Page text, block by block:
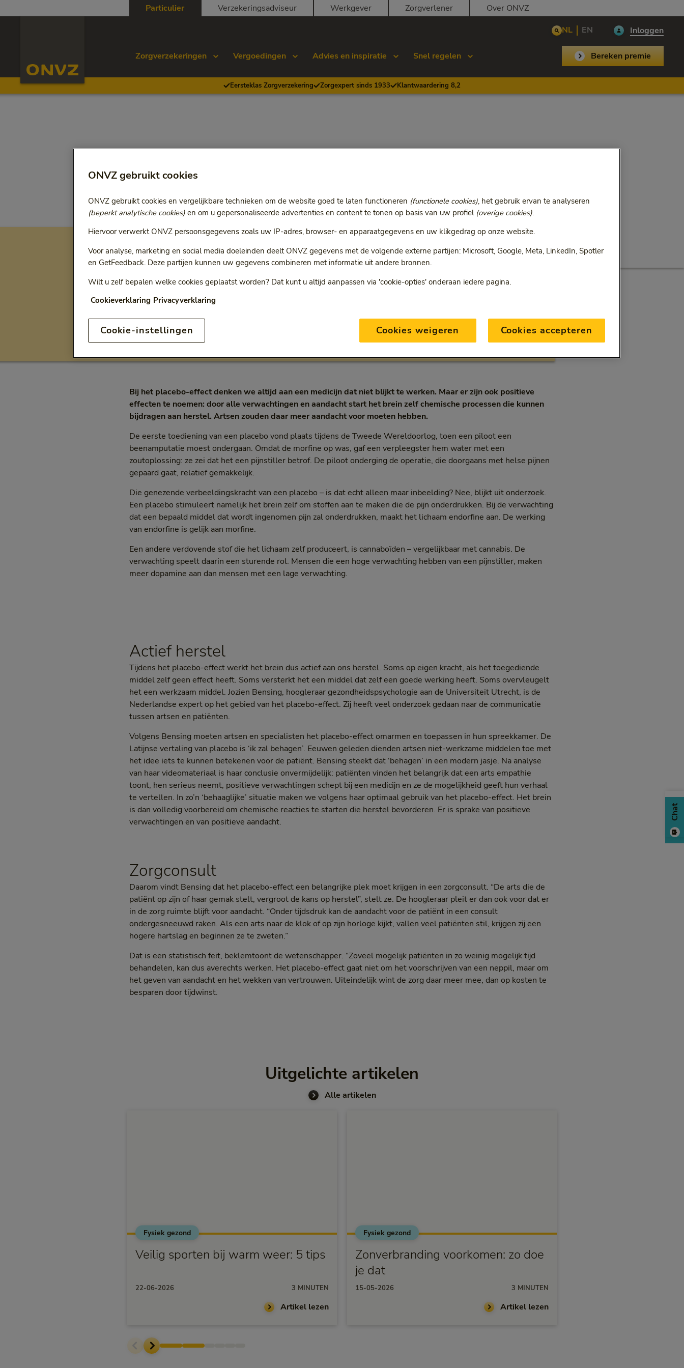
Particulier Verzekeringsadviseur Werkgever Zorgverlener
Over ONVZ
NL EN Inloggen
Zorgverzekeringen Vergoedingen Advies en inspiratie Snel regelen Bereken premie
Eersteklas Zorgverzekering Zorgexpert sinds 1933 Klantwaardering 8,2
Ga terug naar
Alle artikelen
'Artsen onderschatten effect van
placebo-medicijn'
Categorie:
Fysiek gezond
Bij het placebo-effect denken we altijd aan een medicijn dat niet blijkt te werken. Maar er zijn ook positieve
effecten te noemen: door alle verwachtingen en aandacht start het brein zelf chemische processen die kunnen
bijdragen aan herstel. Artsen zouden daar meer aandacht voor moeten hebben.
De eerste toediening van een placebo vond plaats tijdens de Tweede Wereldoorlog, toen een piloot een
beenamputatie moest ondergaan. Omdat de morfine op was, gaf een verpleegster hem water met een
zoutoplossing: ze zei dat het een pijnstiller betrof. De piloot onderging de operatie, die doorgaans met helse pijnen
gepaard gaat, relatief gemakkelijk.
Die genezende verbeeldingskracht van een placebo – is dat echt alleen maar inbeelding? Nee, blijkt uit onderzoek.
Een placebo stimuleert namelijk het brein zelf om stoffen aan te maken die de pijn onderdrukken. Bij de verwachting
dat een bepaald middel dat wordt ingenomen pijn zal onderdrukken, maakt het lichaam endorfine aan. De werking
van endorfine is gelijk aan morfine.
Een andere verdovende stof die het lichaam zelf produceert, is cannaboïden – vergelijkbaar met cannabis. De
verwachting speelt daarin een sturende rol. Mensen die een hoge verwachting hebben van een pijnstiller, maken
meer dopamine aan dan mensen met een lage verwachting.
Actief herstel
Tijdens het placebo-effect werkt het brein dus actief aan ons herstel. Soms op eigen kracht, als het toegediende
middel zelf geen effect heeft. Soms versterkt het een middel dat zelf een goede werking heeft. Soms overvleugelt
het een werkzaam middel. Jozien Bensing, hoogleraar gezondheidspsychologie aan de Universiteit Utrecht, is de
Nederlandse expert op het gebied van het placebo-effect. Zij heeft veel onderzoek gedaan naar de communicatie
tussen artsen en patiënten.
Volgens Bensing moeten artsen en specialisten het placebo-effect omarmen en toepassen in hun spreekkamer. De
Latijnse vertaling van placebo is ‘ik zal behagen’. Eeuwen geleden dienden artsen niet-werkzame middelen toe met
het idee iets te kunnen betekenen voor de patiënt. Bensing steekt dat ‘behagen’ in een modern jasje. Na analyse
van haar videomateriaal is haar conclusie onvermijdelijk: patiënten vinden het belangrijk dat een arts empathie
toont, hen serieus neemt, positieve verwachtingen schept bij een medicijn en ze de mogelijkheid geeft hun verhaal
te vertellen. In zo’n ‘behaaglijke’ situatie maken we volgens haar optimaal gebruik van het placebo-effect. Het brein
is dan volledig voorbereid om chemische reacties te starten die herstel bevorderen. Er is sprake van positieve
verwachtingen en van positieve aandacht.
Zorgconsult
Daarom vindt Bensing dat het placebo-effect een belangrijke plek moet krijgen in een zorgconsult. “De arts die de
patiënt op zijn of haar gemak stelt, vergroot de kans op herstel”, stelt ze. De hoogleraar pleit er dan ook voor dat er
in de zorg ruimte blijft voor aandacht. “Onder tijdsdruk kan de aandacht voor de patiënt in een consult
ondergesneeuwd raken. Als een arts naar de klok of op zijn horloge kijkt, vallen veel patiënten stil, krijgen zij een
hogere hartslag en beginnen ze te zweten.”
Dat is een statistisch feit, beklemtoont de wetenschapper. “Zoveel mogelijk patiënten in zo weinig mogelijk tijd
behandelen, kan dus averechts werken. Het placebo-effect gaat niet om het voorschrijven van een neppil, maar om
het geven van aandacht en het wekken van vertrouwen. Uiteindelijk wint de zorg daar meer mee, dan op kosten te
besparen door tijdwinst.
Uitgelichte artikelen
Alle artikelen
Fysiek gezond
Veilig sporten bij warm weer: 5 tips
22-06-2026 3 MINUTEN
Artikel lezen
Fysiek gezond
Zonverbranding voorkomen: zo doe
je dat
15-05-2026 3 MINUTEN
Artikel lezen
Chat
ONVZ gebruikt cookies
ONVZ gebruikt cookies en vergelijkbare technieken om de website goed te laten functioneren (functionele cookies), het gebruik ervan te analyseren
(beperkt analytische cookies) en om u gepersonaliseerde advertenties en content te tonen op basis van uw profiel (overige cookies).
Hiervoor verwerkt ONVZ persoonsgegevens zoals uw IP-adres, browser- en apparaatgegevens en uw klikgedrag op onze website.
Voor analyse, marketing en social media doeleinden deelt ONVZ gegevens met de volgende externe partijen: Microsoft, Google, Meta, LinkedIn, Spotler
en GetFeedback. Deze partijen kunnen uw gegevens combineren met informatie uit andere bronnen.
Wilt u zelf bepalen welke cookies geplaatst worden? Dat kunt u altijd aanpassen via 'cookie-opties' onderaan iedere pagina.
Cookieverklaring Privacyverklaring
Cookie-instellingen Cookies weigeren Cookies accepteren